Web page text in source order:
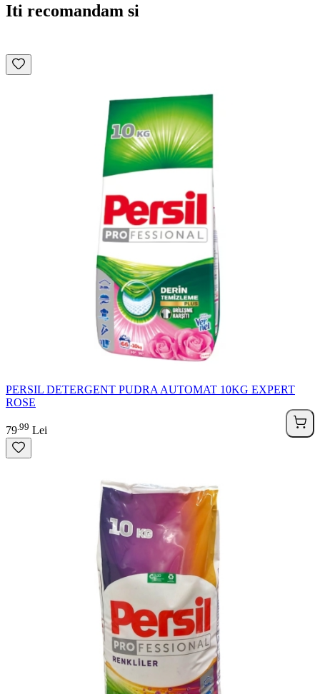
Iti recomandam si
PERSIL DETERGENT PUDRA AUTOMAT 10KG EXPERT
ROSE
79 99 Lei